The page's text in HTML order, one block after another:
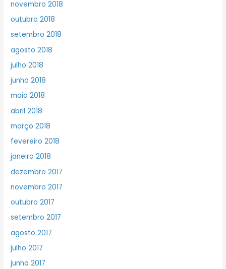
novembro 2018
outubro 2018
setembro 2018
agosto 2018
julho 2018
junho 2018
maio 2018
abril 2018
março 2018
fevereiro 2018
janeiro 2018
dezembro 2017
novembro 2017
outubro 2017
setembro 2017
agosto 2017
julho 2017
junho 2017